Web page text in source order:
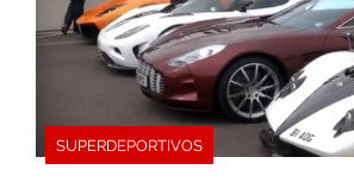
SUPERDEPORTIVOS